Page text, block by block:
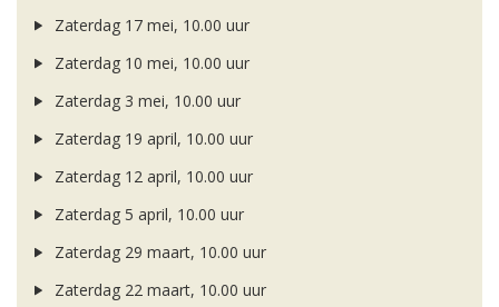
Zaterdag 17 mei, 10.00 uur
Zaterdag 10 mei, 10.00 uur
Zaterdag 3 mei, 10.00 uur
Zaterdag 19 april, 10.00 uur
Zaterdag 12 april, 10.00 uur
Zaterdag 5 april, 10.00 uur
Zaterdag 29 maart, 10.00 uur
Zaterdag 22 maart, 10.00 uur